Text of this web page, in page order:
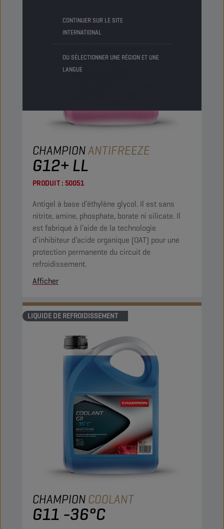
CONTINUER SUR LE SITE
INTERNATIONAL
OU SÉLECTIONNER UNE RÉGION ET UNE
LANGUE
CHAMPIONANTIFREEZE
G12+ LL
PRODUIT : 50051
Antigel à base d’éthylène glycol. Il est sans
nitrite, amine, phosphate, borate ni silicate. Il
est fabriqué à l’aide de la technologie
d’inhibiteur d’acide organique (OAT) pour une
protection permanente du circuit de
refroidissement.
Afficher
LIQUIDE DE REFROIDISSEMENT
CHAMPIONCOOLANT
G11 -36°C